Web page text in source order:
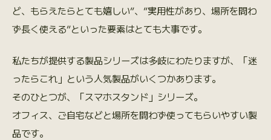
ど、もらえたらとても嬉しい”、”実用性があり、場所を問わ
ず長く使える”といった要素はとても大事です。
私たちが提供する製品シリーズは多岐にわたりますが、「迷
ったらこれ」という人気製品がいくつかあります。
そのひとつが、「スマホスタンド」シリーズ。
オフィス、ご自宅などと場所を問わず使ってもらいやすい製
品です。